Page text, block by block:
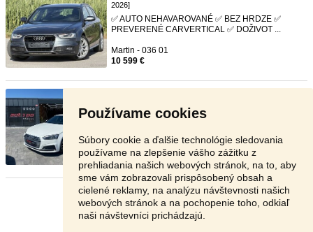
Používame cookies
Súbory cookie a ďalšie technológie sledovania
používame na zlepšenie vášho zážitku z
prehliadania našich webových stránok, na to, aby
sme vám zobrazovali prispôsobený obsah a
cielené reklamy, na analýzu návštevnosti našich
webových stránok a na pochopenie toho, odkiaľ
naši návštevníci prichádzajú.
2026]
✅ AUTO NEHAVAROVANÉ ✅ BEZ HRDZE ✅
PREVERENÉ CARVERTICAL ✅ DOŽIVOT ...
Martin - 036 01
10 599 €
Technické údaje: r.v. 6/2017, 199 780 km, diesel, 2
Prešov - 080 01
16 990 €
Stránka: 1 2 3 Ďalšia